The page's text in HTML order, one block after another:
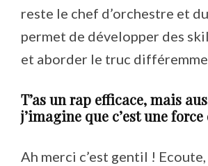
reste le chef d’orchestre et
permet de développer des
et aborder le truc
T’as un rap efficace, mais
j’imagine que c’est une
Ah merci c’est gentil !